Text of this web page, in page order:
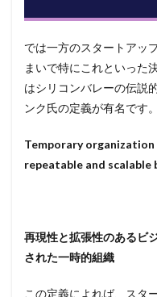
ート
プと
スモ
ール
ビジ
ス：
資金
タート
アップ
とスモ
ジネ
では一方のスタートアッ
まいで特にこれといった
はシリコンバレーの伝説
ンク氏の定義が有名です。
Temporary
repeatable and scalable
再現性と拡張性のあるビ
された一時的組織
この定義によれば、スタ